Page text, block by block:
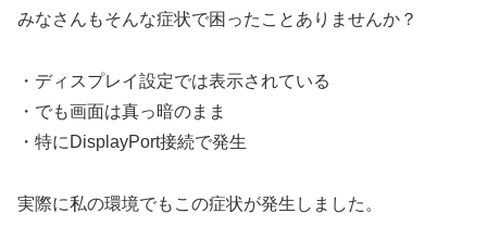
みなさんもそんな症状で困ったことありませんか？
・ディスプレイ設定では表示されている
・でも画面は真っ暗のまま
・特にDisplayPort接続で発生
実際に私の環境でもこの症状が発生しました。